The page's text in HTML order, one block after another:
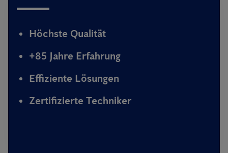
Höchste Qualität
+85 Jahre Erfahrung
Effiziente Lösungen
Zertifizierte Techniker